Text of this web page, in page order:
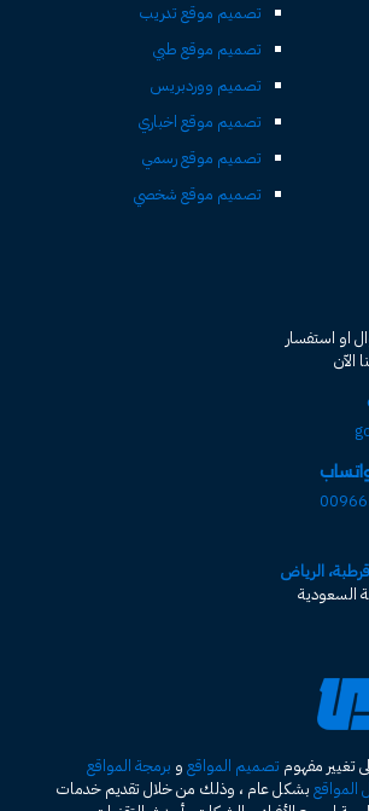
تصميم موقع تدريب
تصميم موقع طبي
تصميم ووردبريس
تصميم موقع اخباري
تصميم موقع رسمي
تصميم موقع شخصي
او استفسار
الآن
قرطبة، الرياض
السعودية
تغيير مفهوم تصميم المواقع و برمجة المواقع
المواقع بشكل عام ، وذلك من خلال تقديم خدمات